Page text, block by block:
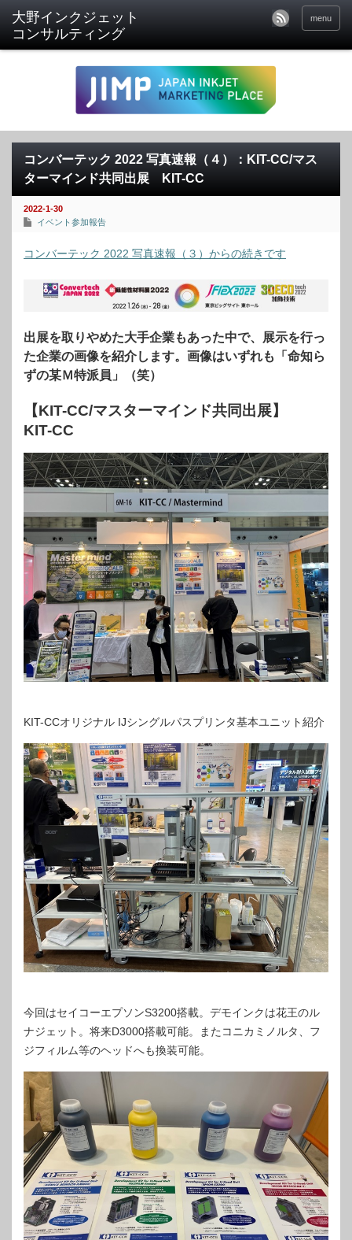
menu
コンバーテック 2022 写真速報（４）：KIT-CC/マス
ターマインド共同出展 KIT-CC
2022-1-30
イベント参加報告
コンバーテック 2022 写真速報（３）からの続きです
出展を取りやめた大手企業もあった中で、展示を行っ
た企業の画像を紹介します。画像はいずれも「命知ら
ずの某Ｍ特派員」（笑）
【KIT-CC/マスターマインド共同出展】
KIT-CC
KIT-CCオリジナル IJシングルパスプリンタ基本ユニット紹介
今回はセイコーエプソンS3200搭載。デモインクは花王のル
ナジェット。将来D3000搭載可能。またコニカミノルタ、フ
ジフィルム等のヘッドへも換装可能。